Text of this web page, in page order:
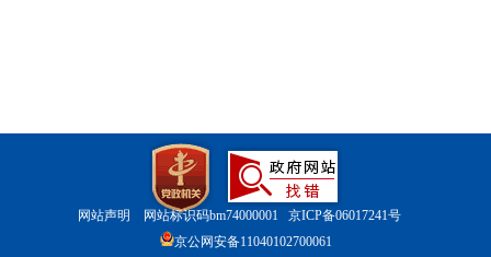
网站声明 网站标识码bm74000001 京ICP备06017241号
京公网安备11040102700061